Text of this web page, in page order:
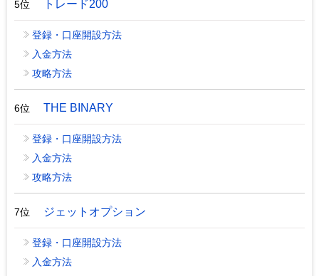
5位 トレード200
登録・口座開設方法
入金方法
攻略方法
6位 THE BINARY
登録・口座開設方法
入金方法
攻略方法
7位 ジェットオプション
登録・口座開設方法
入金方法